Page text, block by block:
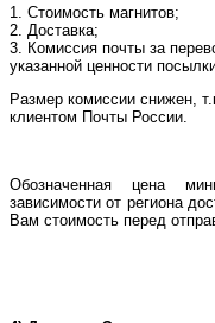
1. Стоимость магнитов;
2. Доставка;
3. Комиссия почты за
указанной ценности
Размер комиссии снижен,
клиентом Почты России.
Обозначенная цена
зависимости от региона
Вам стоимость перед